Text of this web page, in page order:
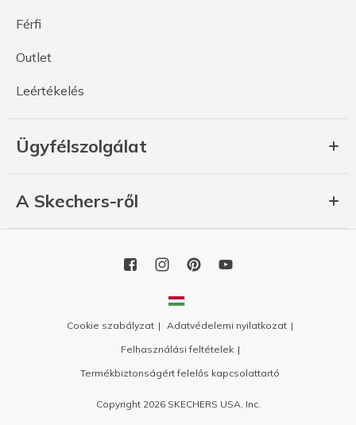
Férfi
Outlet
Leértékelés
Ügyfélszolgálat
A Skechers-ről
Cookie szabályzat
Adatvédelemi nyilatkozat
Felhasználási feltételek
Termékbiztonságért felelős kapcsolattartó
Copyright 2026 SKECHERS USA, Inc.